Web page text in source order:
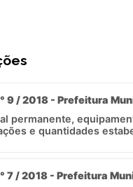
9 / 2018 - Prefeitura
permanente,
e quantidades
7 / 2018 - Prefeitura